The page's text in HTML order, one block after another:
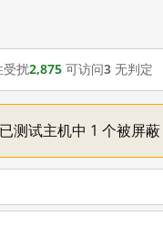
受扰2,875 可访问3 无判定
测试主机中 1 个被屏蔽